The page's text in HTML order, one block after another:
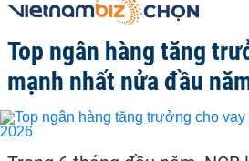
Top ngân hàng tăng
mạnh nhất nửa đầu